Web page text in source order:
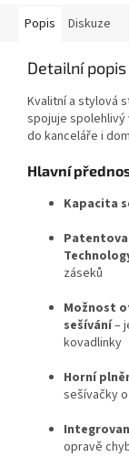
Popis Diskuze
Detailní
Kvalitní a stylová
spojuje spolehlivý
do kanceláře i
Hlavní
Kapacita
záseků
Možnost
sešívání–
kovadlinky
Horní
sešívačky o
opravě